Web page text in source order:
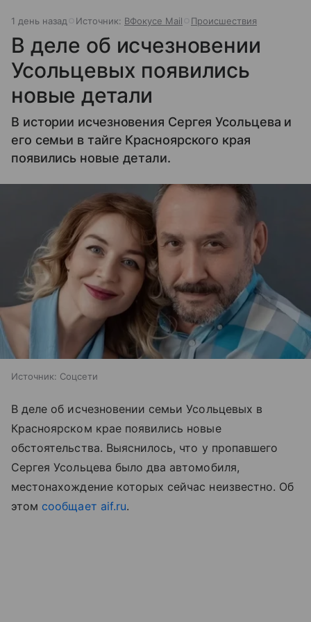
1 день назад Источник: ВФокусе Mail Происшествия
В деле об исчезновении
Усольцевых появились
новые детали
В истории исчезновения Сергея Усольцева и
его семьи в тайге Красноярского края
появились новые детали.
Источник: Соцсети
В деле об исчезновении семьи Усольцевых в
Красноярском крае появились новые
обстоятельства. Выяснилось, что у пропавшего
Сергея Усольцева было два автомобиля,
местонахождение которых сейчас неизвестно. Об
этом сообщает aif.ru.